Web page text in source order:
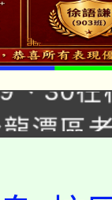
度第
結果
、30在
潭區